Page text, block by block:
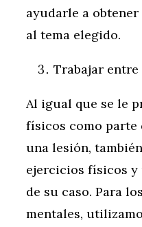
ayudarle a
al tema elegido.
Trabajar entre
Al igual que se le
físicos como parte
una lesión,
ejercicios físicos y
de su caso. Para
mentales,